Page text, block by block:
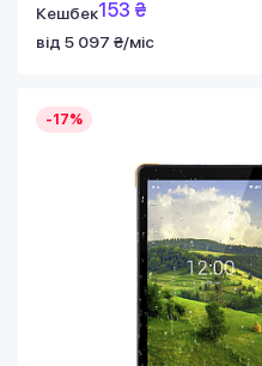
Кешбек153 ₴
від 5 097 ₴/міс
-17%